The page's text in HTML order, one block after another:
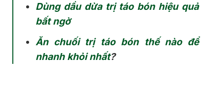
Dùng dầu dừa trị táo bón hiệu quả
bất ngờ
Ăn chuối trị táo bón thế nào để
nhanh khỏi nhất?